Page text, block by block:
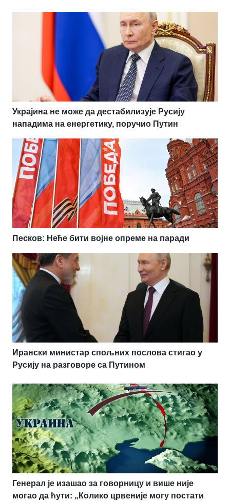
Украјина не може да дестабилизује Русију
нападима на енергетику, поручио Путин
Песков: Неће бити војне опреме на паради
Ирански министар спољних послова стигао у
Русију на разговоре са Путином
Генерал је изашао за говорницу и више није
могао да ћути: „Колико црвеније могу постати